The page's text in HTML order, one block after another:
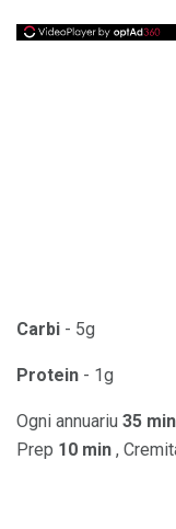
Carbi - 5g
Protein - 1g
Ogni annuariu 35 min
Prep 10 min ,